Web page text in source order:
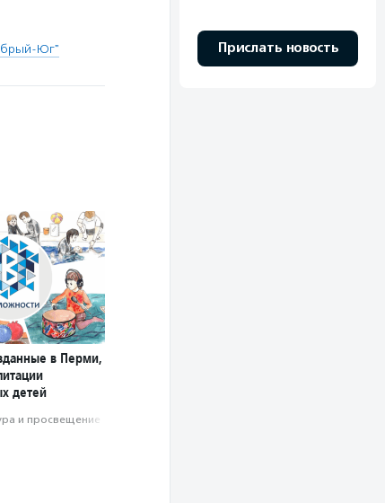
Юг"
в Перми,
детей
и просвещение
Прислать новость